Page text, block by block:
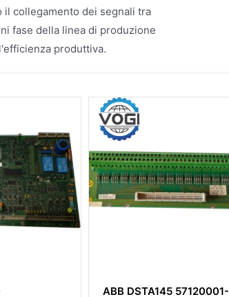
collegamento dei segnali tra
fase della linea di produzione
produttiva.
ABB DSTA145 57120001-